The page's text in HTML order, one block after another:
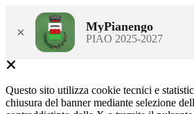
× MyPianengo
PIAO 2025-2027
Questo sito utilizza cookie tecnici e
chiusura del banner mediante selezione